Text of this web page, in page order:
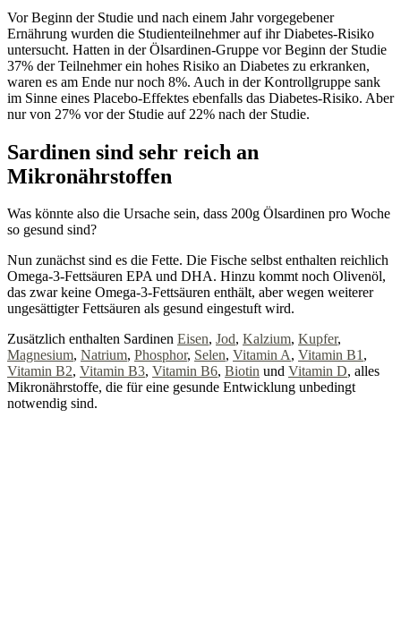
Vor Beginn der Studie und nach einem Jahr vorgegebener
Ernährung wurden die Studienteilnehmer auf ihr Diabetes-Risiko
untersucht. Hatten in der Ölsardinen-Gruppe vor Beginn der Studie
37% der Teilnehmer ein hohes Risiko an Diabetes zu erkranken,
waren es am Ende nur noch 8%. Auch in der Kontrollgruppe sank
im Sinne eines Placebo-Effektes ebenfalls das Diabetes-Risiko. Aber
nur von 27% vor der Studie auf 22% nach der Studie.
Sardinen sind sehr reich an
Mikronährstoffen
Was könnte also die Ursache sein, dass 200g Ölsardinen pro Woche
so gesund sind?
Nun zunächst sind es die Fette. Die Fische selbst enthalten reichlich
Omega-3-Fettsäuren EPA und DHA. Hinzu kommt noch Olivenöl,
das zwar keine Omega-3-Fettsäuren enthält, aber wegen weiterer
ungesättigter Fettsäuren als gesund eingestuft wird.
Zusätzlich enthalten Sardinen Eisen, Jod, Kalzium, Kupfer,
Magnesium, Natrium, Phosphor, Selen, Vitamin A, Vitamin B1,
Vitamin B2, Vitamin B3, Vitamin B6, Biotin und Vitamin D, alles
Mikronährstoffe, die für eine gesunde Entwicklung unbedingt
notwendig sind.